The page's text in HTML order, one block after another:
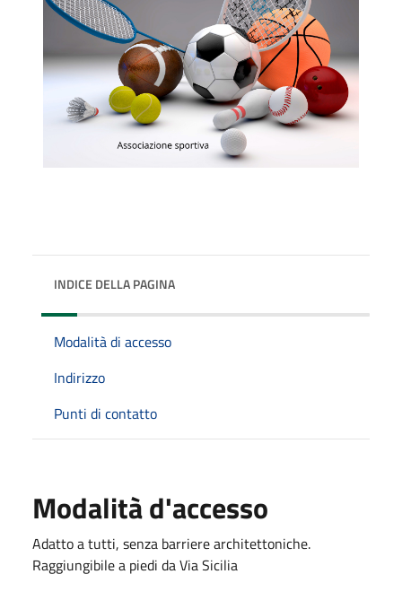
INDICE DELLA PAGINA
Modalità di accesso
Indirizzo
Punti di contatto
Modalità d'accesso
Adatto a tutti, senza barriere architettoniche.
Raggiungibile a piedi da Via Sicilia